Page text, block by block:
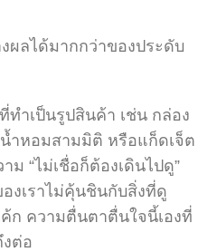
ผลได้มากกว่าของประดับ
ทำเป็นรูปสินค้า เช่น กล่อง
ำหอมสามมิติ หรือแก็ดเจ็ต
ม “ไม่เชื่อก็ต้องเดินไปดู”
งเราไม่คุ้นชินกับสิ่งที่ดู
ก ความตื่นตาตื่นใจนี้เองที่
ต่อ